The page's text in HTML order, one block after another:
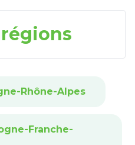
Rhône-Alpes
Franche-